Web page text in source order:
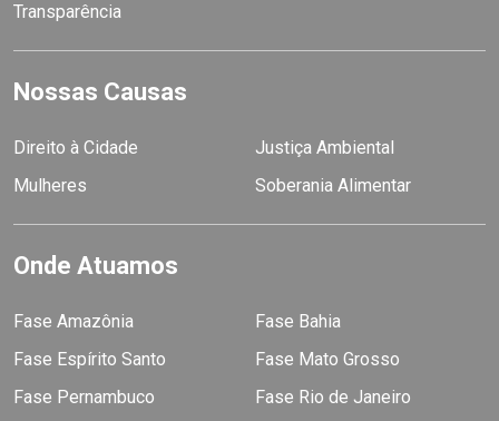
Transparência
Nossas Causas
Direito à Cidade
Justiça Ambiental
Mulheres
Soberania Alimentar
Onde Atuamos
Fase Amazônia
Fase Bahia
Fase Espírito Santo
Fase Mato Grosso
Fase Pernambuco
Fase Rio de Janeiro